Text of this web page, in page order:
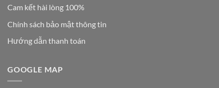
Cam kết hài lòng 100%
Chính sách bảo mật thông tin
Hướng dẫn thanh toán
GOOGLE MAP